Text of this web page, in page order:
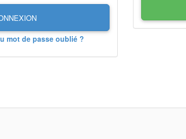
mot de passe oublié ?